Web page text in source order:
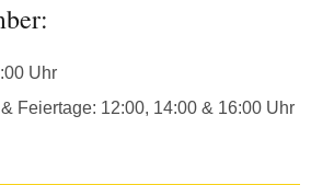
Uhr
Feiertage: 12:00, 14:00 & 16:00 Uhr